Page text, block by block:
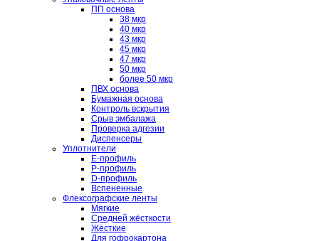
ПП основа
38 мкр
40 мкр
43 мкр
45 мкр
47 мкр
50 мкр
более 50 мкр
ПВХ основа
Бумажная основа
Контроль вскрытия
Срыв эмбалажа
Проверка адгезии
Диспенсеры
Уплотнители
E-профиль
P-профиль
D-профиль
Вспененные
Флексографские ленты
Мягкие
Средней жёсткости
Жёсткие
Для гофрокартона